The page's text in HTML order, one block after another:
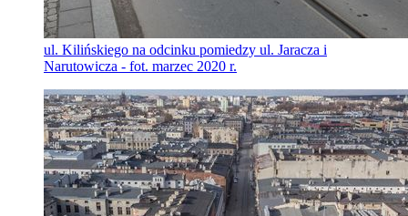
ul. Kilińskiego na odcinku pomiedzy ul. Jaracza i
Narutowicza - fot. marzec 2020 r.